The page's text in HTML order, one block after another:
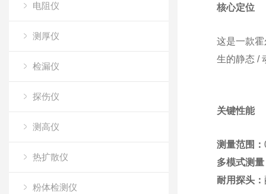
电阻仪
测厚仪
检漏仪
探伤仪
测高仪
热扩散仪
粉体检测仪
核心定位
这是一款
生的静态 /
关键性能
测量范围 ：
多模式测量
耐用探头：